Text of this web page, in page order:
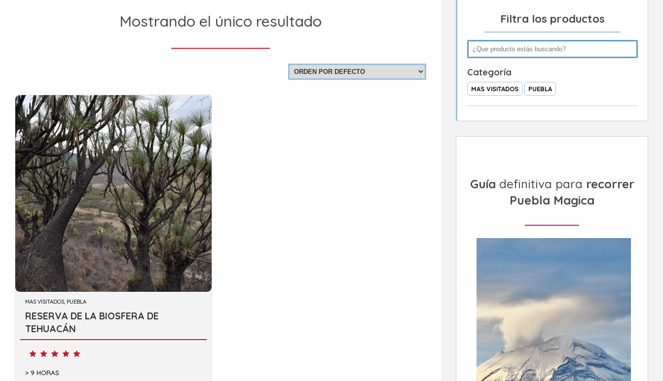
Mostrando el único resultado
MAS VISITADOS, PUEBLA
RESERVA DE LA BIOSFERA DE
TEHUACÁN
9 HORAS
Filtra los productos
Categoría
MAS VISITADOS PUEBLA
Guía definitiva para recorrer
Puebla Magica